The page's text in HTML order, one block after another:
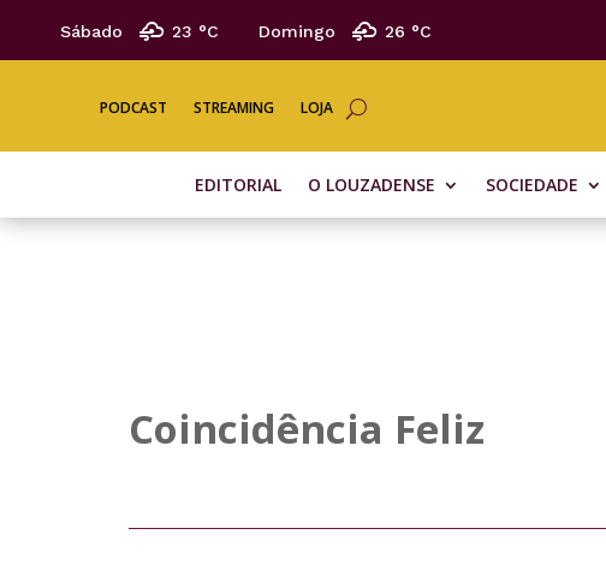
Sábado 23 °C Domingo 26 °C
PODCAST STREAMING LOJA
EDITORIAL O LOUZADENSE SOCIEDADE
Coincidência Feliz